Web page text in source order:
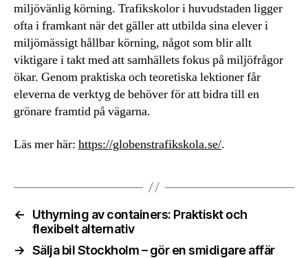
miljövänlig körning. Trafikskolor i huvudstaden ligger
ofta i framkant när det gäller att utbilda sina elever i
miljömässigt hållbar körning, något som blir allt
viktigare i takt med att samhällets fokus på miljöfrågor
ökar. Genom praktiska och teoretiska lektioner får
eleverna de verktyg de behöver för att bidra till en
grönare framtid på vägarna.
Läs mer här: https://globenstrafikskola.se/.
←
Uthyrning av containers: Praktiskt och
flexibelt alternativ
→ Sälja bil Stockholm – gör en smidigare affär